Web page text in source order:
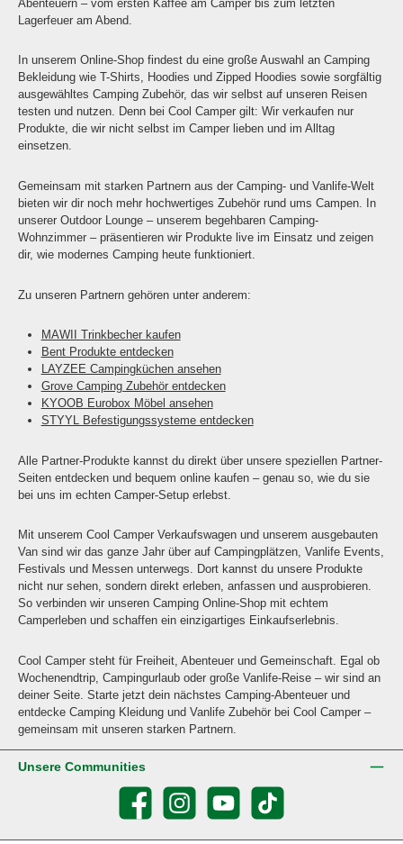
Abenteuern – vom ersten Kaffee am Camper bis zum letzten
Lagerfeuer am Abend.
In unserem Online-Shop findest du eine große Auswahl an Camping
Bekleidung wie T-Shirts, Hoodies und Zipped Hoodies sowie sorgfältig
ausgewähltes Camping Zubehör, das wir selbst auf unseren Reisen
testen und nutzen. Denn bei Cool Camper gilt: Wir verkaufen nur
Produkte, die wir nicht selbst im Camper lieben und im Alltag
einsetzen.
Gemeinsam mit starken Partnern aus der Camping- und Vanlife-Welt
bieten wir dir noch mehr hochwertiges Zubehör rund ums Campen. In
unserer Outdoor Lounge – unserem begehbaren Camping-
Wohnzimmer – präsentieren wir Produkte live im Einsatz und zeigen
dir, wie modernes Camping heute funktioniert.
Zu unseren Partnern gehören unter anderem:
MAWII Trinkbecher kaufen
Bent Produkte entdecken
LAYZEE Campingküchen ansehen
Grove Camping Zubehör entdecken
KYOOB Eurobox Möbel ansehen
STYYL Befestigungssysteme entdecken
Alle Partner-Produkte kannst du direkt über unsere speziellen Partner-
Seiten entdecken und bequem online kaufen – genau so, wie du sie
bei uns im echten Camper-Setup erlebst.
Mit unserem Cool Camper Verkaufswagen und unserem ausgebauten
Van sind wir das ganze Jahr über auf Campingplätzen, Vanlife Events,
Festivals und Messen unterwegs. Dort kannst du unsere Produkte
nicht nur sehen, sondern direkt erleben, anfassen und ausprobieren.
So verbinden wir unseren Camping Online-Shop mit echtem
Camperleben und schaffen ein einzigartiges Einkaufserlebnis.
Cool Camper steht für Freiheit, Abenteuer und Gemeinschaft. Egal ob
Wochenendtrip, Campingurlaub oder große Vanlife-Reise – wir sind an
deiner Seite. Starte jetzt dein nächstes Camping-Abenteuer und
entdecke Camping Kleidung und Vanlife Zubehör bei Cool Camper –
gemeinsam mit unseren starken Partnern.
Unsere Communities
Facebook Instagram YouTube TikTok